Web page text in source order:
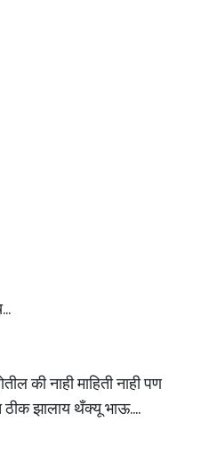
की नाही माहिती नाही पण
झालाय थँक्यू भाऊ....